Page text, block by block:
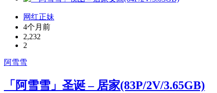
网红正妹
4个月前
2,232
2
阿雪雪
「阿雪雪」圣诞 – 居家(83P/2V/3.65GB)